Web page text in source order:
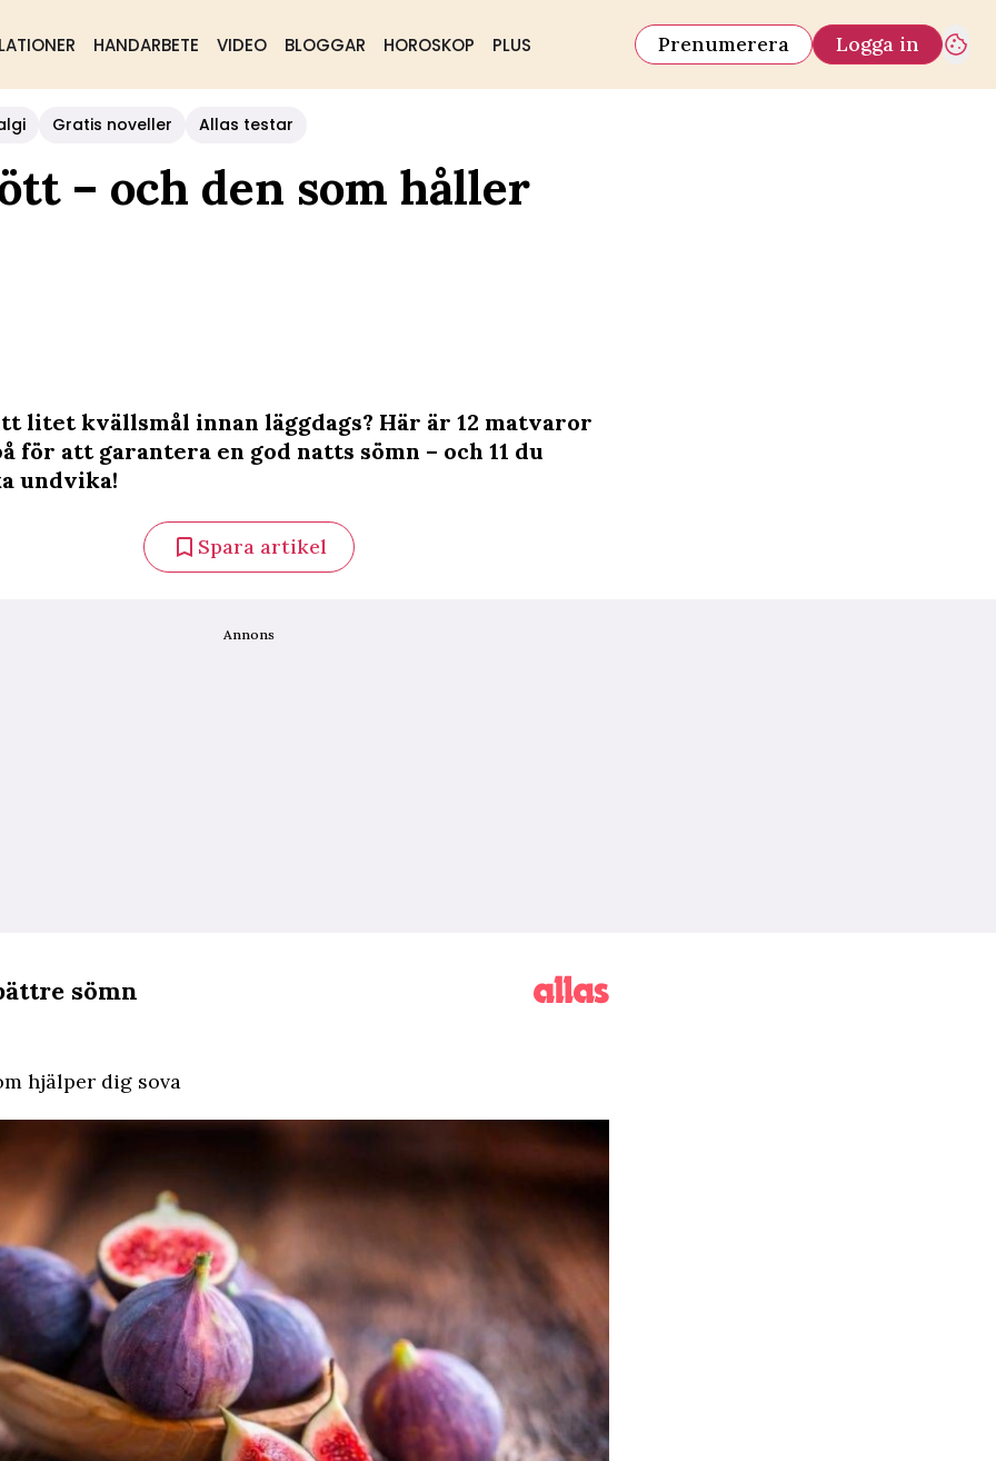
HANDARBETE VIDEO BLOGGAR HOROSKOP PLUS Prenumerera Logga in
Gratis noveller Allas testar
– och den som håller
litet kvällsmål innan läggdags? Här är 12 matvaror
för att garantera en god natts sömn – och 11 du
undvika!
Spara artikel
Annons
sömn
hjälper dig sova